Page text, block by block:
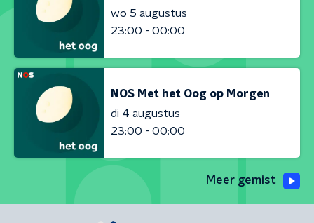
wo 5 augustus
23:00 - 00:00
NOS Met het Oog op Morgen
di 4 augustus
23:00 - 00:00
Meer gemist